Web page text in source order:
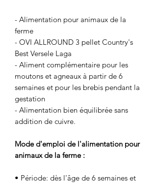
- Alimentation pour animaux de la
ferme
- OVI ALLROUND 3 pellet Country's
Best Versele Laga
- Aliment complémentaire pour les
moutons et agneaux à partir de 6
semaines et pour les brebis pendant la
gestation
- Alimentation bien équilibrée sans
addition de cuivre.
Mode d'emploi de l'alimentation pour
animaux de la ferme :
• Période: dès l'âge de 6 semaines et